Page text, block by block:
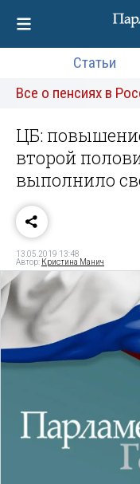
Статьи
Все о пенсиях в
ЦБ:
второй
выполнило
13.05.2019 13:48
Автор: Кристина Манич